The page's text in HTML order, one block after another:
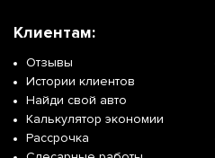
Клиентам:
Отзывы
Истории клиентов
Найди свой авто
Калькулятор экономии
Рассрочка